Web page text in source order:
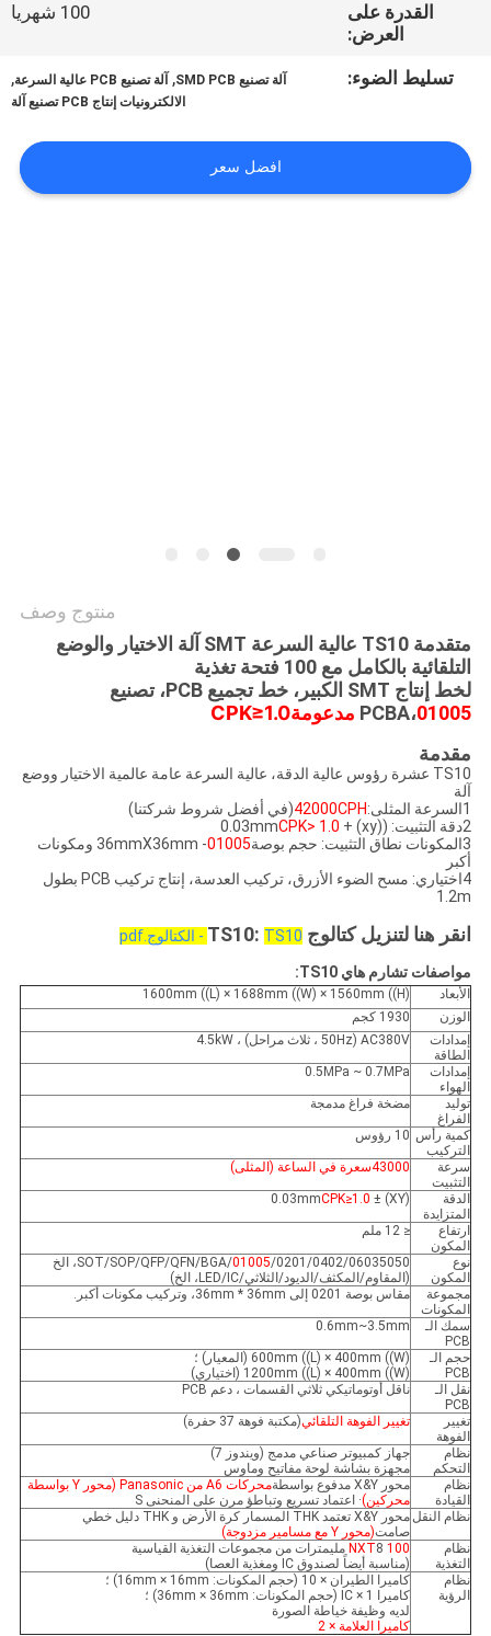
أخبار
SHOPPING
ON
LINE
القدرة على
العرض:
100 شهريا
تسليط الضوء: آلة تصنيع SMD PCB , آلة تصنيع PCB عالية السرعة ,
الالكترونيات إنتاج PCB تصنيع آلة
افضل سعر
منتوج وصف
متقدمة TS10 عالية السرعة SMT آلة الاختيار والوضع
التلقائية بالكامل مع 100 فتحة تغذية
لخط إنتاج SMT الكبير، خط تجميع PCB، تصنيع
PCBA،01005 مدعومة
CPK≥1.0
مقدمة
TS10 عشرة رؤوس عالية الدقة، عالية السرعة عامة عالمية الاختيار ووضع
آلة
1السرعة المثلى:
42000CPH(في أفضل شروط شركتنا)
2دقة التثبيت: ((xy) + 0.03mm
CPK> 1.0
3المكونات نطاق التثبيت: حجم بوصة
01005
- 36mmX36mm ومكونات
أكبر
4اختياري: مسح الضوء الأزرق، تركيب العدسة، إنتاج تركيب PCB بطول
1.2m
انقر هنا لتنزيل كتالوج TS10: TS10 - الكتالوج.pdf
مواصفات تشارم هاي TS10:
الأبعاد
1600mm ((L) × 1688mm ((W) × 1560mm ((H)
الوزن
1930 كجم
إمدادات
الطاقة
AC380V (50Hz ، ثلاث مراحل) ، 4.5kW
إمدادات
الهواء
0.5MPa ~ 0.7MPa
توليد
الفراغ
مضخة فراغ مدمجة
كمية رأس
التركيب
10 رؤوس
سرعة
التثبيت
43000سعرة في الساعة (المثلى)
الدقة
المتزايدة
(XY) ± 0.03mm
CPK≥1.0
ارتفاع
المكون
≤ 12 ملم
نوع
المكون
01005/0201/0402/06035050/SOT/SOP/QFP/QFN/BGA، الخ
(المقاوم/المكثف/الديود/الثلاثي/LED/IC، الخ)
مجموعة
المكونات
مقاس بوصة 0201 إلى 36mm * 36mm، وتركيب مكونات أكبر.
سمك الـ
PCB
0.6mm~3.5mm
حجم الـ
PCB
600mm ((L) × 400mm ((W) (المعيار) ؛
1200mm ((L) × 400mm ((W) (اختياري)
نقل الـ
PCB
ناقل أوتوماتيكي ثلاثي القسمات ، دعم PCB
تغيير
الفوهة
تغيير الفوهة التلقائي(مكتبة فوهة 37 حفرة)
نظام
التحكم
جهاز كمبيوتر صناعي مدمج (ويندوز 7)
مجهزة بشاشة لوحة مفاتيح وماوس
نظام
القيادة
محور X&Y مدفوع بواسطة
محركات A6 من Panasonic (محور Y بواسطة
محركين)· اعتماد تسريع وتباطؤ مرن على المنحنى S
نظام النقل
محور X&Y تعتمد THK المسمار كرة الأرض و THK دليل خطي
صامت(محور Y مع مسامير مزدوجة)
نظام
التغذية
100 NXT 8 مليمترات من مجموعات التغذية القياسية
(مناسبة أيضاً لصندوق IC ومغذية العصا)
نظام
الرؤية
كاميرا الطيران × 10 (حجم المكونات: 16mm × 16mm) ؛
كاميرا IC × 1 (حجم المكونات: 36mm × 36mm) ؛
لديه وظيفة خياطة الصورة
كاميرا العلامة × 2